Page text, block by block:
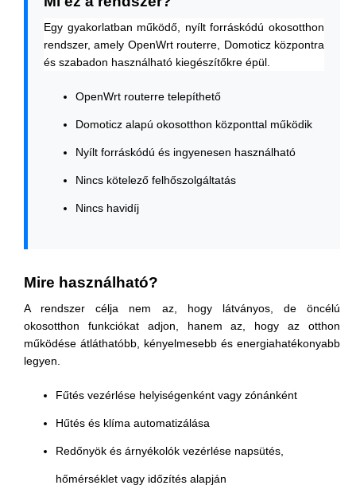
Egy gyakorlatban működő, nyílt forráskódú okosotthon
rendszer, amely OpenWrt routerre, Domoticz központra
és szabadon használható kiegészítőkre épül.
OpenWrt routerre telepíthető
Domoticz alapú okosotthon központtal működik
Nyílt forráskódú és ingyenesen használható
Nincs kötelező felhőszolgáltatás
Nincs havidíj
Mire használható?
A rendszer célja nem az, hogy látványos, de öncélú
okosotthon funkciókat adjon, hanem az, hogy az otthon
működése átláthatóbb, kényelmesebb és energiahatékonyabb
legyen.
Fűtés vezérlése helyiségenként vagy zónánként
Hűtés és klíma automatizálása
Redőnyök és árnyékolók vezérlése napsütés,
hőmérséklet vagy időzítés alapján